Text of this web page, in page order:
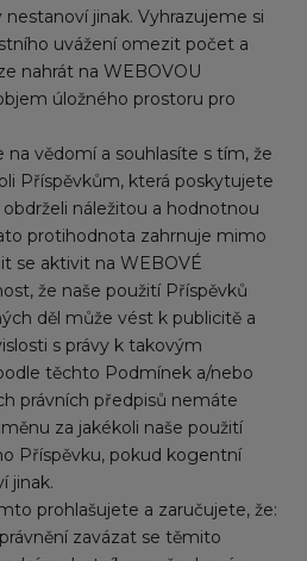
jinak. Vyhrazujeme si
uvážení omezit počet a
nahrát na WEBOVOU
úložného prostoru pro
vědomí a souhlasíte s tím, že
Příspěvkům, která poskytujete
náležitou a hodnotnou
protihodnota zahrnuje mimo
se aktivit na WEBOVÉ
že naše použití Příspěvků
děl může vést k publicitě a
s právy k takovým
těchto Podmínek a/nebo
právních předpisů nemáte
za jakékoli naše použití
Příspěvku, pokud kogentní
jinak.
prohlašujete a zaručujete, že:
zavázat se těmito